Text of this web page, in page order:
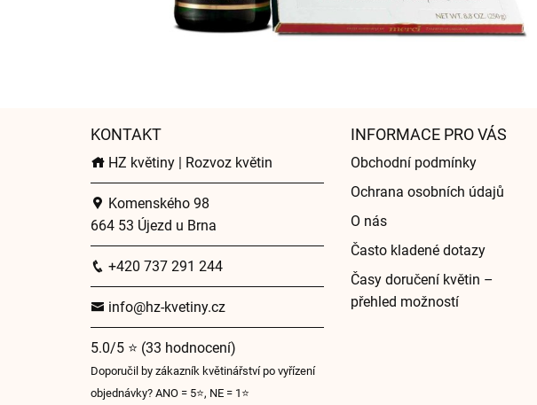
KONTAKT
HZ květiny | Rozvoz květin
Komenského 98
664 53 Újezd u Brna
+420 737 291 244
info@hz-kvetiny.cz
5.0/5 ⭐ (33 hodnocení)
Doporučil by zákazník květinářství po vyřízení
objednávky? ANO = 5⭐, NE = 1⭐
INFORMACE PRO VÁS
Obchodní podmínky
Ochrana osobních údajů
O nás
Často kladené dotazy
Časy doručení květin –
přehled možností